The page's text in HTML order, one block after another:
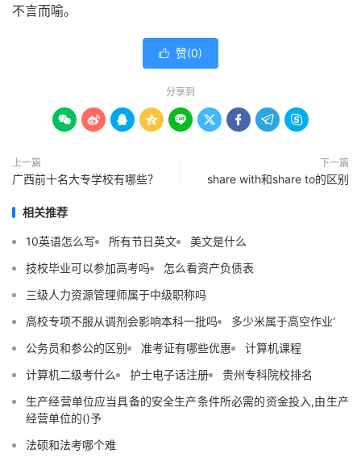
不言而喻。
 赞(0)
分享到
        
上一篇
广西前十名大专学校有哪些？
下一篇
share with和share to的区别
相关推荐
10英语怎么写 所有节日英文
美文是什么
技校毕业可以参加高考吗
怎么看资产负债表
三级人力资源管理师属于中级职称吗
高校专项不服从调剂会影响本科一批吗
多少米属于高空作业‘
公务员和参公的区别
准考证有哪些优惠
计算机课程
计算机二级考什么
护士电子话注册
贵州专科院校排名
生产经营单位应当具备的安全生产条件所必需的资金投入,由生产
经营单位的()予
法硕和法考哪个难